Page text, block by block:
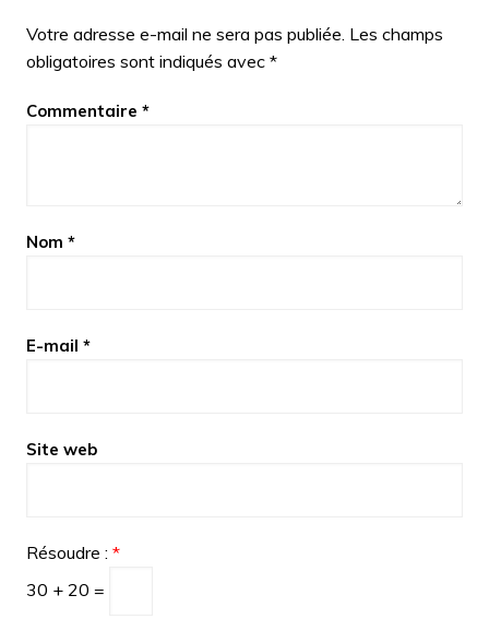
Votre adresse e-mail ne sera pas publiée. Les champs
obligatoires sont indiqués avec *
Commentaire *
Nom *
E-mail *
Site web
Résoudre : *
30 + 20 =